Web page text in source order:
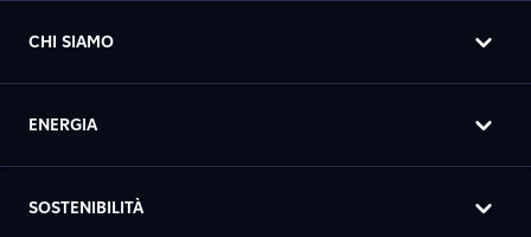
CHI SIAMO
ENERGIA
SOSTENIBILITÀ